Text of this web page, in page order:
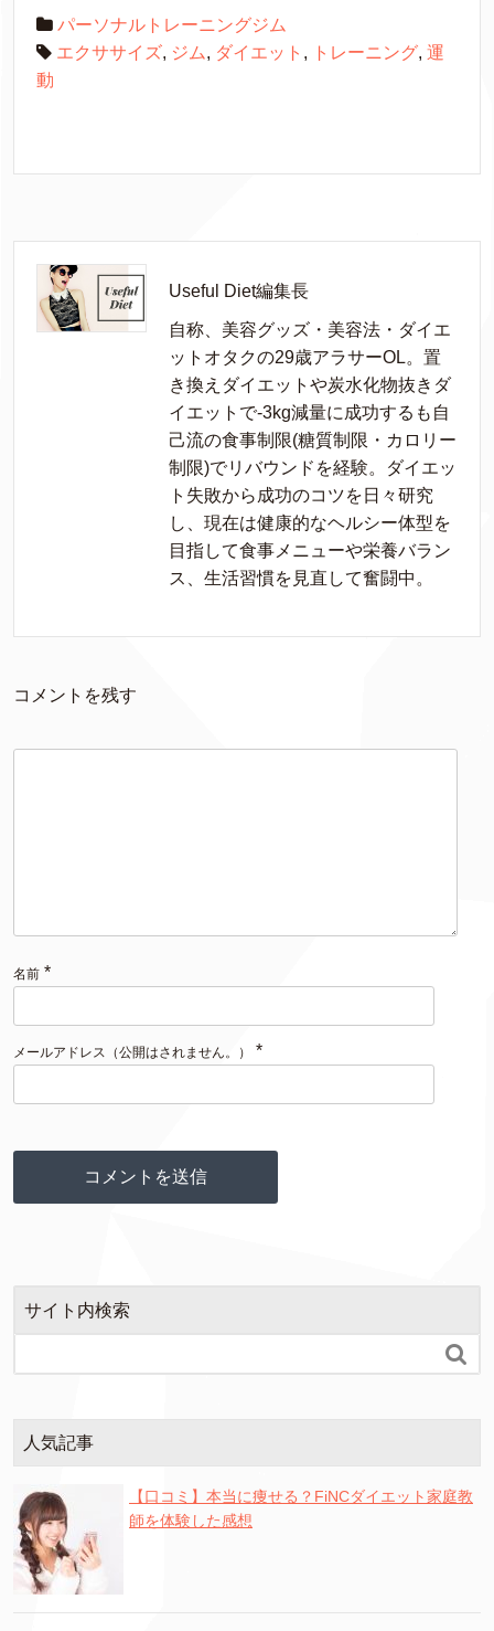
パーソナルトレーニングジム
エクササイズ, ジム, ダイエット , トレーニング, 運
動
Useful Diet編集長
自称、美容グッズ・美容法・ダイエ
ットオタクの29歳アラサーOL。置
き換えダイエットや炭水化物抜きダ
イエットで-3kg減量に成功するも自
己流の食事制限(糖質制限・カロリー
制限)でリバウンドを経験。ダイエッ
ト失敗から成功のコツを日々研究
し、現在は健康的なヘルシー体型を
目指して食事メニューや栄養バラン
ス、生活習慣を見直して奮闘中。
コメントを残す
名前 *
メールアドレス（公開はされません。） *
サイト内検索

人気記事
【口コミ】本当に痩せる？FiNCダイエット家庭教
師を体験した感想